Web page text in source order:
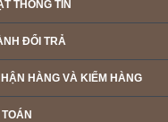
THÔNG TIN
ĐỔI TRẢ
HÀNG VÀ KIỂM HÀNG